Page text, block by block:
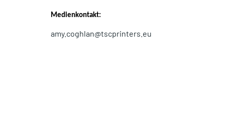
Medienkontakt:
amy.coghlan@tscprinters.eu